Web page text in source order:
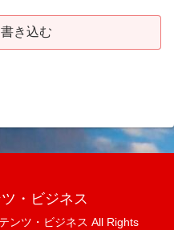
き込む
・ビジネス
ンツ・ビジネス All Rights